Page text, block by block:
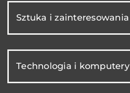
Sztuka i zainteresowania
Technologia i komputery